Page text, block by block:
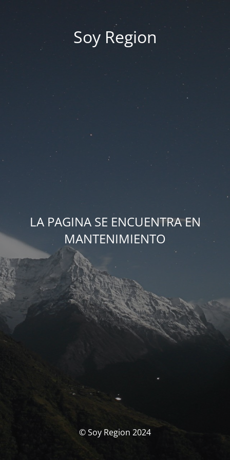
Soy Region
LA PAGINA SE ENCUENTRA EN
MANTENIMIENTO
© Soy Region 2024